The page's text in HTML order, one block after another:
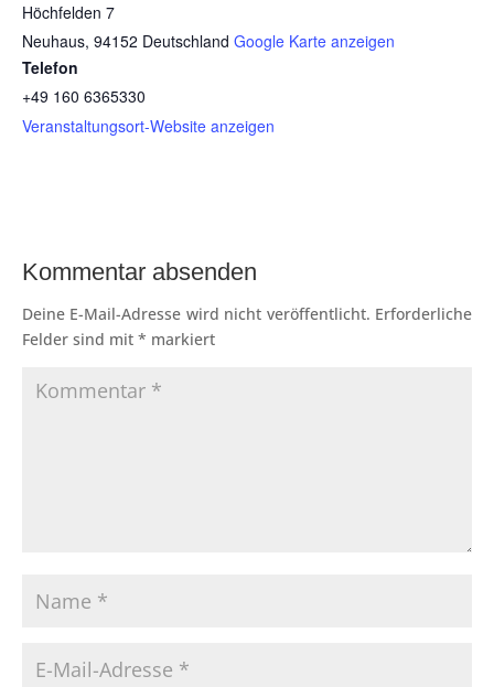
Höchfelden 7
Neuhaus, 94152 Deutschland Google Karte anzeigen
Telefon
+49 160 6365330
Veranstaltungsort-Website anzeigen
Kommentar absenden
Deine E-Mail-Adresse wird nicht veröffentlicht. Erforderliche
Felder sind mit * markiert